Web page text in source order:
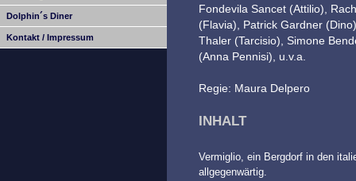
Dolphin´s Diner
Kontakt / Impressum
Fondevila Sancet (Attilio),
(Flavia), Patrick Gardner
Thaler (Tarcisio), Simone
(Anna Pennisi), u.v.a.
Regie: Maura Delpero
INHALT
Vermiglio, ein Bergdorf in den
allgegenwärtig.